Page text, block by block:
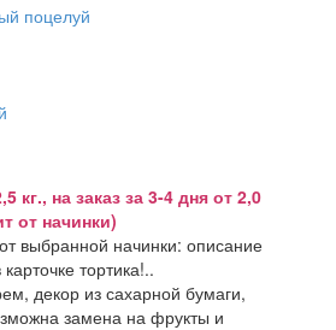
кг., на заказ за 3-4 дня от 2,0
от начинки)
выбранной начинки: описание
тортика!..
декор из сахарной бумаги,
замена на фрукты и